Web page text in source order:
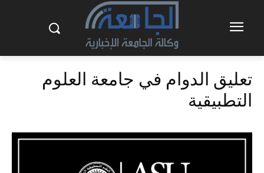
تعليق الدوام في جامعة العلوم
التطبيقية